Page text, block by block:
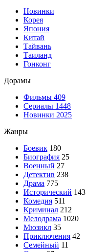
Новинки
Корея
Япония
Китай
Тайвань
Таиланд
Гонконг
Дорамы
Фильмы 409
Сериалы 1448
Новинки 2025
Жанры
Боевик 180
Биография 25
Военный 27
Детектив 238
Драма 775
Исторический 143
Комедия 511
Криминал 212
Мелодрама 1020
Мюзикл 35
Приключения 42
Семейный 11